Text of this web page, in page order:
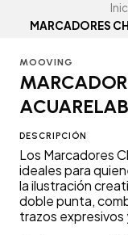
MARCADORES
MOOVING
DESCRIPCIÓN
Los Marcadores
ideales para
la ilustración
doble punta,
trazos